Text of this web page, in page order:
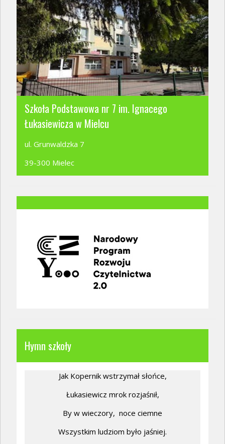
Szkoła Podstawowa nr 7 im. Ignacego
Łukasiewicza w Mielcu
ul. Grunwaldzka 7
39-300 Mielec
Hymn szkoły
Jak Kopernik wstrzymał słońce,
Łukasiewicz mrok rozjaśnił,
By w wieczory, noce ciemne
Wszystkim ludziom było jaśniej.